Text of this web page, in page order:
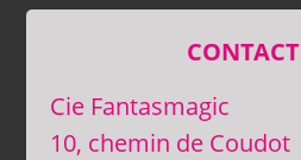
CONTACT
Cie Fantasmagic
10, chemin de Coudot